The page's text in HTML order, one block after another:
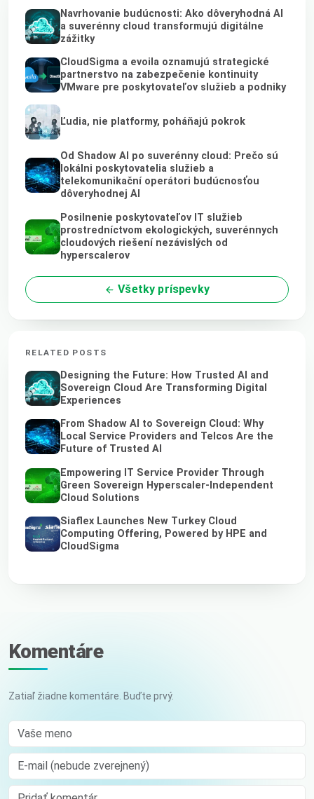
Navrhovanie budúcnosti: Ako dôveryhodná AI
a suverénny cloud transformujú digitálne
zážitky
CloudSigma a evoila oznamujú strategické
partnerstvo na zabezpečenie kontinuity
VMware pre poskytovateľov služieb a podniky
Ľudia, nie platformy, poháňajú pokrok
Od Shadow AI po suverénny cloud: Prečo sú
lokálni poskytovatelia služieb a
telekomunikační operátori budúcnosťou
dôveryhodnej AI
Posilnenie poskytovateľov IT služieb
prostredníctvom ekologických, suverénnych
cloudových riešení nezávislých od
hyperscalerov
Všetky príspevky
RELATED POSTS
Designing the Future: How Trusted AI and
Sovereign Cloud Are Transforming Digital
Experiences
From Shadow AI to Sovereign Cloud: Why
Local Service Providers and Telcos Are the
Future of Trusted AI
Empowering IT Service Provider Through
Green Sovereign Hyperscaler-Independent
Cloud Solutions
Siaflex Launches New Turkey Cloud
Computing Offering, Powered by HPE and
CloudSigma
Komentáre
Zatiaľ žiadne komentáre. Buďte prvý.
Vaše meno
E-mail (nebude zverejnený)
Comment